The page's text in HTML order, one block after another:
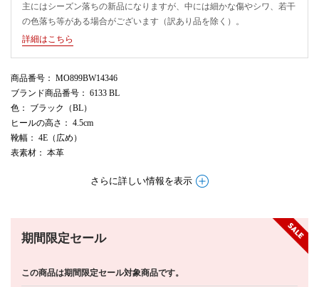
主にはシーズン落ちの新品になりますが、中には細かな傷やシワ、若干
の色落ち等がある場合がございます（訳あり品を除く）。
詳細はこちら
商品番号 ： MO899BW14346
ブランド商品番号 ： 6133 BL
色 ： ブラック（BL）
ヒールの高さ ： 4.5cm
靴幅 ： 4E（広め）
表素材 ： 本革
さらに詳しい情報を表示
期間限定セール
この商品は期間限定セール対象商品です。